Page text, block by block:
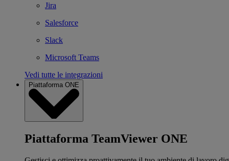
Jira
Salesforce
Slack
Microsoft Teams
Vedi tutte le integrazioni
Piattaforma ONE
Piattaforma TeamViewer ONE